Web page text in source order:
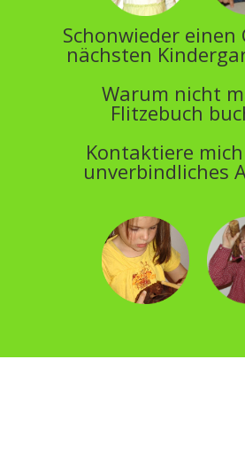
Schonwieder einen
nächsten
Warum nicht
Flitzebuch
Kontaktiere
unverbindliches